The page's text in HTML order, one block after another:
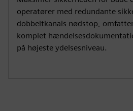
operatører med redundante
dobbeltkanals nødstop,
komplet
på højeste ydelsesniveau.